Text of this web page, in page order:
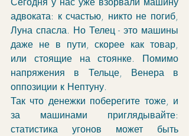
адвоката: к счастью, никто не погиб,
Луна спасла. Но Телец - это машины
даже не в пути, скорее как товар,
или стоящие на стоянке. Помимо
напряжения в Тельце, Венера в
оппозиции к Нептуну.
Так что денежки поберегите тоже, и
за машинами приглядывайте:
статистика угонов может быть